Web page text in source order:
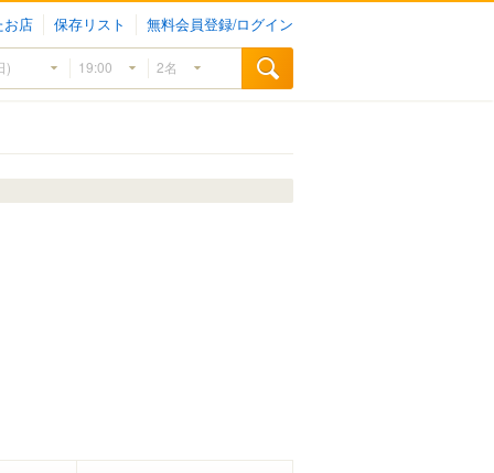
お店 保存リスト 無料会員登録/ログイン